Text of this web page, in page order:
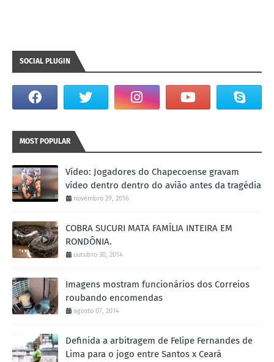
SOCIAL PLUGIN
MOST POPULAR
Vídeo: Jogadores do Chapecoense gravam
vídeo dentro dentro do avião antes da tragédia
novembro 29, 2016
COBRA SUCURI MATA FAMÍLIA INTEIRA EM
RONDÔNIA.
outubro 30, 2014
Imagens mostram funcionários dos Correios
roubando encomendas
agosto 07, 2014
Definida a arbitragem de Felipe Fernandes de
Lima para o jogo entre Santos x Ceará